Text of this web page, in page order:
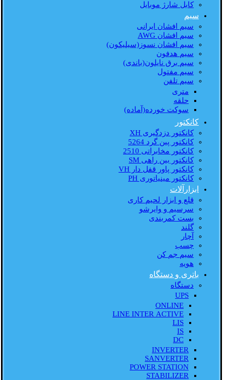
کابل شارژ موبایل
سیم
سیم افشان ایرانی
سیم افشان AWG
سیم افشان نسوز(سیلیکون)
سیم هدفون
سیم برق نایلون(باندی)
سیم مفتول
سیم تلفن
متری
حلقه
سوکت خورده(آماده)
کانکتور
کانکتور دزدگیری XH
کانکتور پین گرد 5264
کانکتور مخابراتی 2510
کانکتور بین راهی SM
کانکتور پاور قفل دار VH
کانکتور مینیاتوری PH
ابزارآلات
قلع و ابزار لحیم کاری
سرسیم و وایرشو
بست کمربندی
گلند
آچار
چسب
سیم جم کن
هویه
باتری و دستگاه
دستگاه
UPS
ONLINE
LINE INTER ACTIVE
LIS
IS
DC
INVERTER
SANVERTER
POWER STATION
STABILIZER